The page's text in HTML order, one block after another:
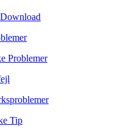
Problemer
Tip